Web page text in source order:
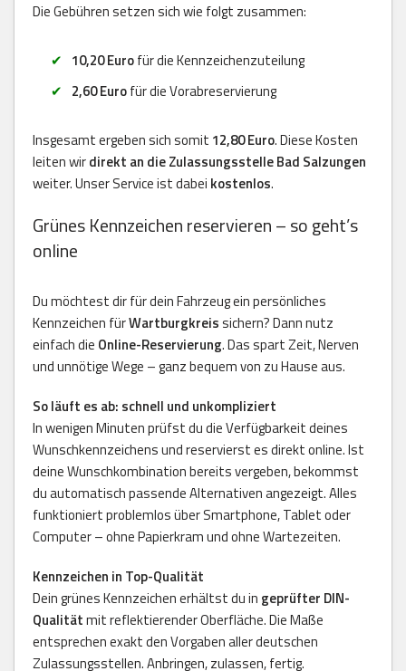
Die Gebühren setzen sich wie folgt zusammen:
10,20 Eurofür die Kennzeichenzuteilung
2,60 Eurofür die Vorabreservierung
Insgesamt ergeben sich somit 12,80 Euro. Diese Kosten
leiten wirdirekt an die Zulassungsstelle Bad Salzungen
weiter. Unser Service ist dabei kostenlos.
Grünes Kennzeichen reservieren – so geht’s
online
Du möchtest dir für dein Fahrzeug ein persönliches
Kennzeichen fürWartburgkreissichern? Dann nutz
einfach die Online-Reservierung. Das spart Zeit, Nerven
und unnötige Wege – ganz bequem von zu Hause aus.
So läuft es ab: schnell und unkompliziert
In wenigen Minuten prüfst du die Verfügbarkeit deines
Wunschkennzeichens und reservierst es direkt online. Ist
deine Wunschkombination bereits vergeben, bekommst
du automatisch passende Alternativen angezeigt. Alles
funktioniert problemlos über Smartphone, Tablet oder
Computer – ohne Papierkram und ohne Wartezeiten.
Kennzeichen in Top-Qualität
Dein grünes Kennzeichen erhältst du in geprüfter DIN-
Qualitätmit reflektierender Oberfläche. Die Maße
entsprechen exakt den Vorgaben aller deutschen
Zulassungsstellen. Anbringen, zulassen, fertig.